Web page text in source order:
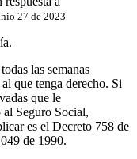
27 de 2023
las semanas
que tenga derecho. Si
que le
Seguro Social,
es el Decreto 758 de
de 1990.